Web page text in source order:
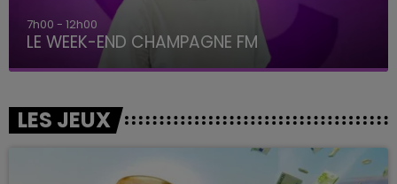
16h00 - 20h00
LE WEEK-END CHAMPAGNE FM
LES JEUX